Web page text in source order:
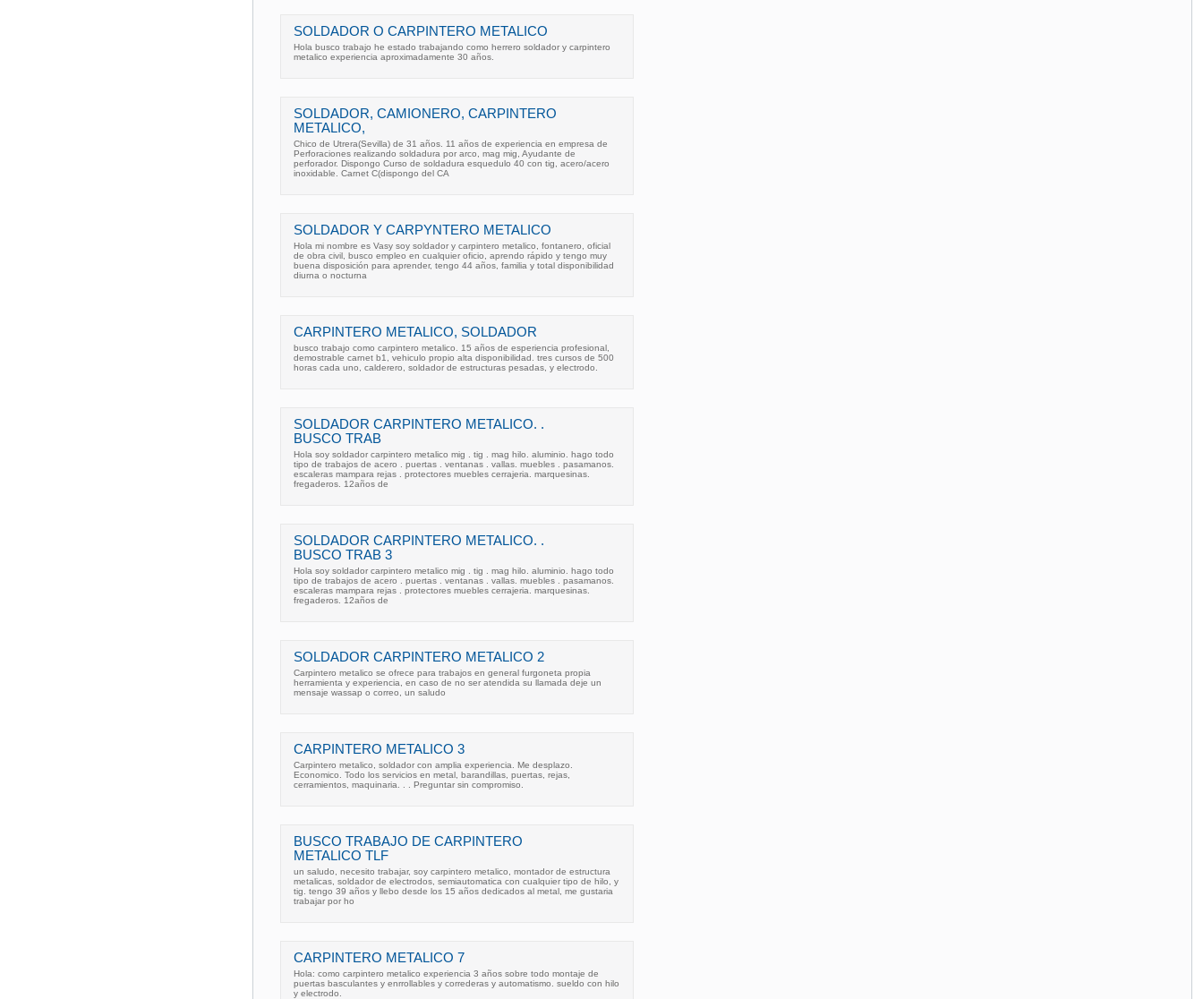
SOLDADOR O CARPINTERO METALICO
Hola busco trabajo he estado trabajando como herrero soldador y carpintero
metalico experiencia aproximadamente 30 años.
SOLDADOR, CAMIONERO, CARPINTERO
METALICO,
Chico de Utrera(Sevilla) de 31 años. 11 años de experiencia en empresa de
Perforaciones realizando soldadura por arco, mag mig, Ayudante de
perforador. Dispongo Curso de soldadura esquedulo 40 con tig, acero/acero
inoxidable. Carnet C(dispongo del CA
SOLDADOR Y CARPYNTERO METALICO
Hola mi nombre es Vasy soy soldador y carpintero metalico, fontanero, oficial
de obra civil, busco empleo en cualquier oficio, aprendo rápido y tengo muy
buena disposición para aprender, tengo 44 años, familia y total disponibilidad
diurna o nocturna
CARPINTERO METALICO, SOLDADOR
busco trabajo como carpintero metalico. 15 años de esperiencia profesional,
demostrable carnet b1, vehiculo propio alta disponibilidad. tres cursos de 500
horas cada uno, calderero, soldador de estructuras pesadas, y electrodo.
SOLDADOR CARPINTERO METALICO. .
BUSCO TRAB
Hola soy soldador carpintero metalico mig . tig . mag hilo. aluminio. hago todo
tipo de trabajos de acero . puertas . ventanas . vallas. muebles . pasamanos.
escaleras mampara rejas . protectores muebles cerrajeria. marquesinas.
fregaderos. 12años de
SOLDADOR CARPINTERO METALICO. .
BUSCO TRAB 3
Hola soy soldador carpintero metalico mig . tig . mag hilo. aluminio. hago todo
tipo de trabajos de acero . puertas . ventanas . vallas. muebles . pasamanos.
escaleras mampara rejas . protectores muebles cerrajeria. marquesinas.
fregaderos. 12años de
SOLDADOR CARPINTERO METALICO 2
Carpintero metalico se ofrece para trabajos en general furgoneta propia
herramienta y experiencia, en caso de no ser atendida su llamada deje un
mensaje wassap o correo, un saludo
CARPINTERO METALICO 3
Carpintero metalico, soldador con amplia experiencia. Me desplazo.
Economico. Todo los servicios en metal, barandillas, puertas, rejas,
cerramientos, maquinaria. . . Preguntar sin compromiso.
BUSCO TRABAJO DE CARPINTERO
METALICO TLF
un saludo, necesito trabajar, soy carpintero metalico, montador de estructura
metalicas, soldador de electrodos, semiautomatica con cualquier tipo de hilo, y
tig. tengo 39 años y llebo desde los 15 años dedicados al metal, me gustaria
trabajar por ho
CARPINTERO METALICO 7
Hola: como carpintero metalico experiencia 3 años sobre todo montaje de
puertas basculantes y enrrollables y correderas y automatismo. sueldo con hilo
y electrodo.